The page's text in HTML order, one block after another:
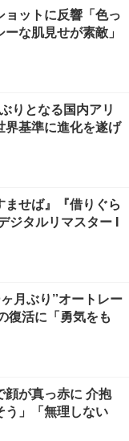
ットに反響「色っ
な肌見せが素敵」
りとなる国内アリ
界基準に進化を遂げ
せば』『借りぐら
ジタルリマスター I
月ぶり”オートレー
復活に「勇気をも
顔が真っ赤に 介抱
う」「無理しない